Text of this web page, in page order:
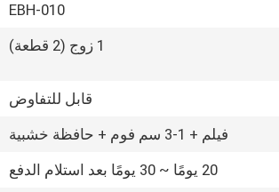
EBH-010
1 زوج (2 قطعة)
قابل للتفاوض
فيلم + 1-3 سم فوم + حافظة خشبية
20 يومًا ~ 30 يومًا بعد استلام الدفع